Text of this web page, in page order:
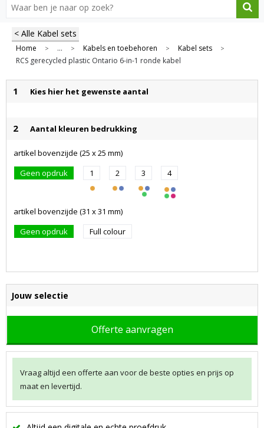
< Alle Kabel sets
Home > ... > Kabels en toebehoren > Kabel sets >
RCS gerecycled plastic Ontario 6-in-1 ronde kabel
1 Kies hier het gewenste aantal
2 Aantal kleuren bedrukking
artikel bovenzijde (25 x 25 mm)
Geen opdruk
1 2 3 4
artikel bovenzijde (31 x 31 mm)
Geen opdruk
Full colour
Jouw selectie
Offerte aanvragen
Vraag altijd een offerte aan voor de beste opties en prijs op
maat en levertijd.